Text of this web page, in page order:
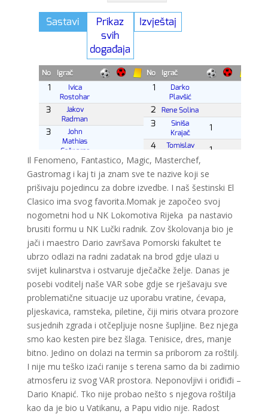
Il Fenomeno, Fantastico, Magic, Masterchef,
Gastromag i kaj ti ja znam sve te nazive koji se
prišivaju pojedincu za dobre izvedbe. I naš šestinski El
Clasico ima svog favorita.Momak je započeo svoj
nogometni hod u NK Lokomotiva Rijeka pa nastavio
brusiti formu u NK Lučki radnik. Zov školovanja bio je
jači i maestro Dario završava Pomorski fakultet te
ubrzo odlazi na radni zadatak na brod gdje ulazi u
svijet kulinarstva i ostvaruje dječačke želje. Danas je
posebi voditelj naše VAR sobe gdje se rješavaju sve
problematične situacije uz uporabu vratine, ćevapa,
pljeskavica, ramsteka, piletine, čiji miris otvara prozore
susjednih zgrada i otčepljuje nosne šupljine. Bez njega
smo kao kesten pire bez šlaga. Tenisice, dres, manje
bitno. Jedino on dolazi na termin sa priborom za roštilj.
I nije mu teško izaći ranije s terena samo da bi zadimio
atmosferu iz svog VAR prostora. Neponovljivi i oriđiđi –
Dario Knapić. Tko nije probao nešto s njegova roštilja
kao da je bio u Vatikanu, a Papu vidio nije. Radost